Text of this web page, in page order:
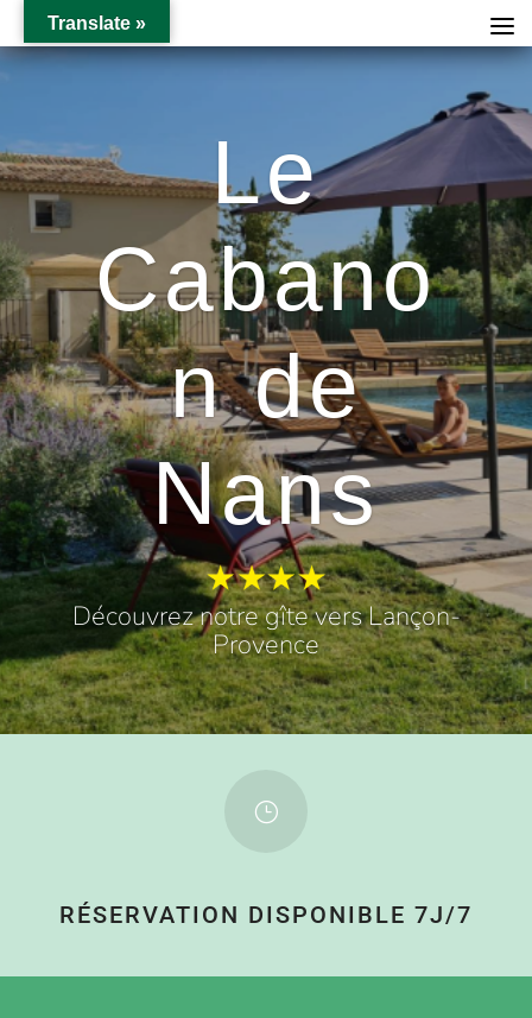
Le
Cabano
n de
Nans
Découvrez notre gîte vers Lançon-
Provence
}
RÉSERVATION DISPONIBLE 7J/7
Translate »